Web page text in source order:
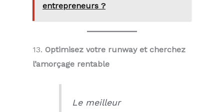
entrepreneurs ?
13. Optimisez votre runway et cherchez
l’amorçage rentable
Le meilleur